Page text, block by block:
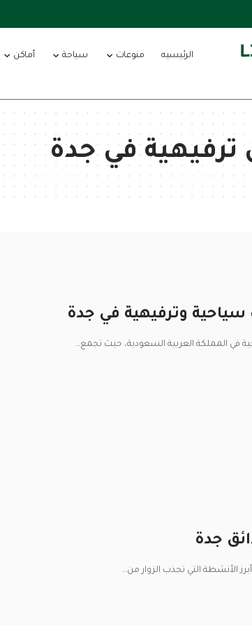
الرئيسيه منوعات سياحة أماكن
ترفيهية في جدة
في المملكة العربية السعودية، حيث تجمع…
جدة
الأنشطة التي تجذب الزوار من…